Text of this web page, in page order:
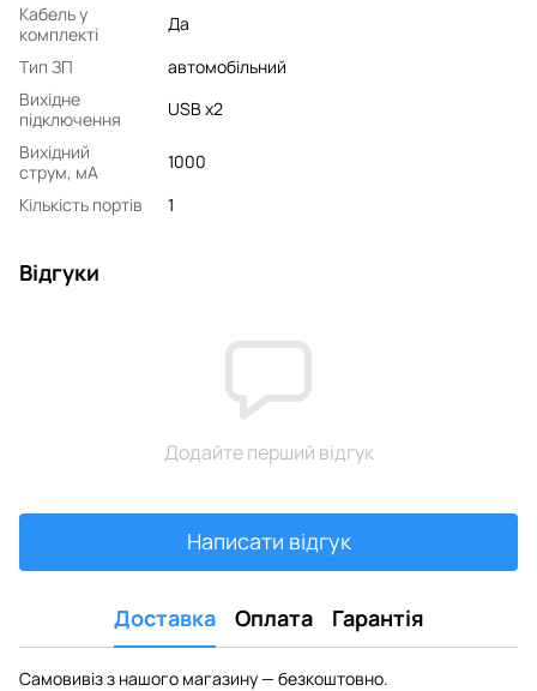
Кабель у
комплекті
Да
Тип ЗП
автомобільний
Вихідне
підключення
USB x2
Вихідний
струм, мA
1000
Кількість портів
1
Відгуки
Додайте перший відгук
Написати відгук
Доставка Оплата Гарантія
Самовивіз з нашого магазину — безкоштовно.